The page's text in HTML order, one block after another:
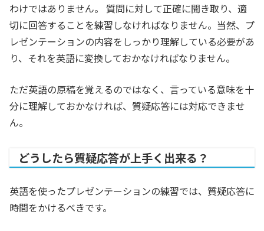
わけではありません。 質問に対して正確に聞き取り、適
切に回答することを練習しなければなりません。当然、プ
レゼンテーションの内容をしっかり理解している必要があ
り、それを英語に変換しておかなければなりません。
ただ英語の原稿を覚えるのではなく、言っている意味を十
分に理解しておかなければ、質疑応答には対応できませ
ん。
どうしたら質疑応答が上手く出来る？
英語を使ったプレゼンテーションの練習では、質疑応答に
時間をかけるべきです。